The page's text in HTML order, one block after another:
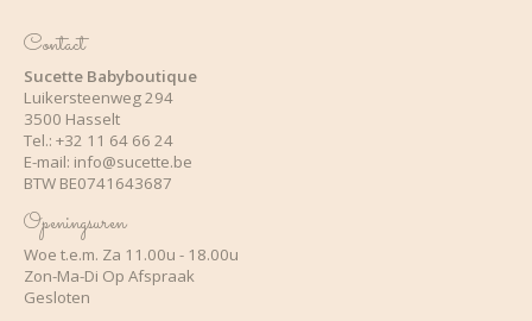
Contact
Sucette Babyboutique
Luikersteenweg 294
3500 Hasselt
Tel.: +32 11 64 66 24
E-mail: info@sucette.be
BTW BE0741643687
Openingsuren
Woe t.e.m. Za 11.00u - 18.00u
Zon-Ma-Di Op Afspraak
Gesloten